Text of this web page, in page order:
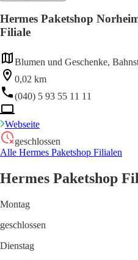
Hermes Paketshop
Filiale
Blumen und Geschenke,
0,02 km
(040) 5 93 55 11 11
Webseite
geschlossen
Alle Hermes Paketshop Filialen
Hermes Paketshop
Montag
geschlossen
Dienstag